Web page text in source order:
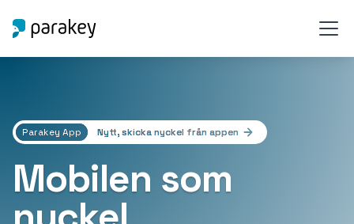
Parakey App Nytt, skicka nyckel från appen
Mobilen som